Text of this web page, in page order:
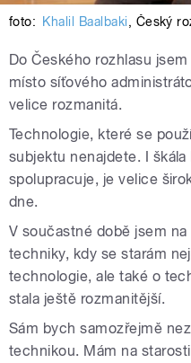
foto: Khalil Baalbaki, Český
Do Českého rozhlasu
místo síťového
velice rozmanitá.
Technologie, které se
subjektu nenajdete. I
spolupracuje, je velice
dne.
V součastné době jsem
techniky, kdy se starám
technologie, ale také o
stala ještě rozmanitější.
Sám bych samozřejmě
technikou. Mám na